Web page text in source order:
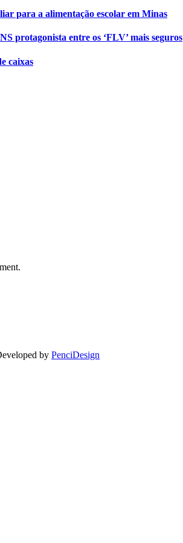
para a alimentação escolar em Minas
protagonista entre os ‘FLV’ mais seguros
caixas
by PenciDesign